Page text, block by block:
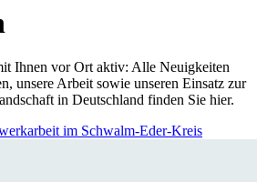
Ihnen vor Ort aktiv: Alle Neuigkeiten
unsere Arbeit sowie unseren Einsatz zur
in Deutschland finden Sie hier.
im Schwalm-Eder-Kreis